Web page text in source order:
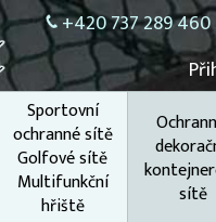
+420 737 289 460
Sportovní
ochranné sítě
Golfové sítě
Multifunkční
hřiště
sítě